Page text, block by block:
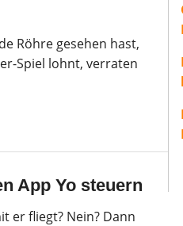
Röhre gesehen hast,
Spiel lohnt, verraten
App Yo steuern
er fliegt? Nein? Dann